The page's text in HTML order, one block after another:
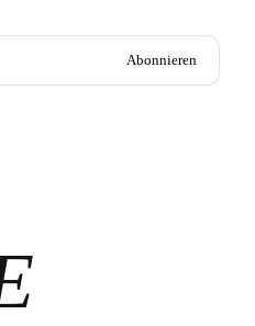
Abonnieren